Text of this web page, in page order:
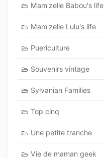
Mam'zelle Babou's life
Mam'zelle Lulu's life
Puericulture
Souvenirs vintage
Sylvanian Families
Top cinq
Une petite tranche
Vie de maman geek